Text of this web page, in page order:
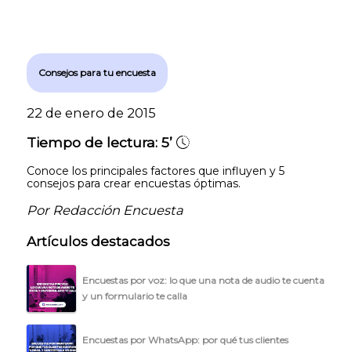
Consejos para tu encuesta
22 de enero de 2015
Tiempo de lectura: 5’
Conoce los principales factores que influyen y 5
consejos para crear encuestas óptimas.
Por Redacción Encuesta
Artículos destacados
Encuestas por voz: lo que una nota de audio te cuenta
y un formulario te calla
Encuestas por WhatsApp: por qué tus clientes